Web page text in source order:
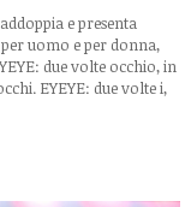
e presenta
per uomo e per donna,
due volte occhio, in
EYEYE: due volte i,